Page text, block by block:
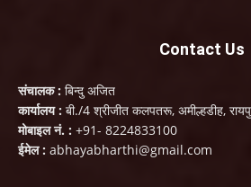
Contact Us
संचालक : बिन्दु अजित
कार्यालय : बी./4 श्रीजीत कलपतरू, अमील्हडीह,
मोबाइल नं. : +91- 8224833100
ईमेल : abhayabharthi@gmail.com